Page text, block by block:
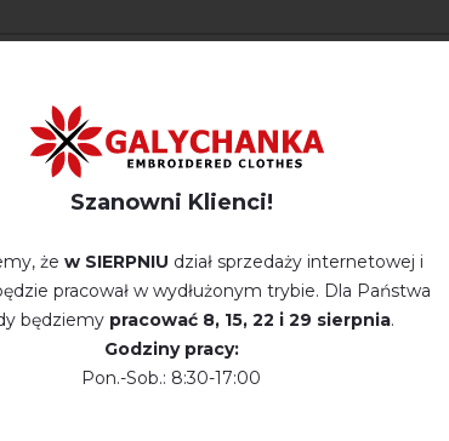
OPINIE O OLESYA (BEŻOWY Z
про цей товар.
Szanowni Klienci!
że w SIERPNIU dział sprzedaży internetowej i
pracował w wydłużonym trybie. Dla Państwa
będziemy pracować 8, 15, 22 і 29 sierpnia.
Godziny pracy:
Pon.-Sob.: 8:30-17:00